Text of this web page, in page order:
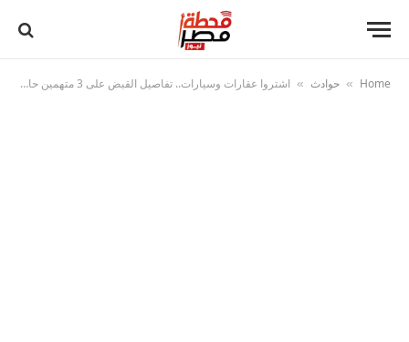
Home
» حوادث » اشتروا عقارات وسيارات.. تفاصيل القبض على 3 متهمين حاولوا غسل 165 مليون جنيه من المخدرات